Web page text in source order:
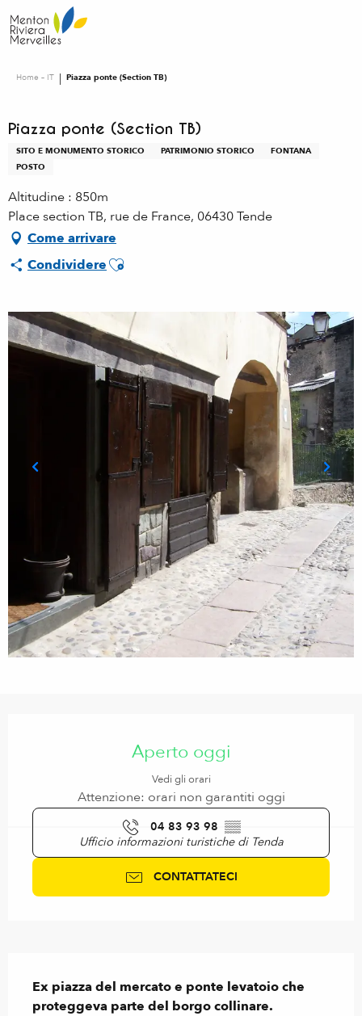
au
contenu
Home – IT Piazza ponte (Section TB)
Piazza ponte (Section TB)
SITO E MONUMENTO STORICO PATRIMONIO STORICO
FONTANA
POSTO
Altitudine : 850m
Place section TB, rue de France, 06430 Tende
Come arrivare
CondividereAjouter aux favoris
Aperto oggi
Vedi gli orari
Attenzione: orari non garantiti oggi
04 83 93 98 ▒▒
Ufficio informazioni turistiche di Tenda
CONTATTATECI
Ex piazza del mercato e ponte levatoio che
proteggeva parte del borgo collinare.